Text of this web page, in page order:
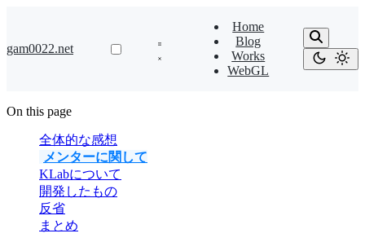
gam0022.net
Home
Blog
Works
WebGL
On this page
全体的な感想
メンターに関して
KLabについて
開発したもの
反省
まとめ